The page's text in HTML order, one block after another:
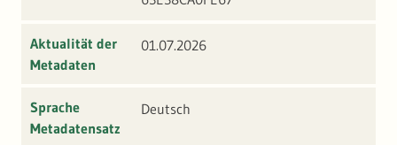
Aktualität der
Metadaten
01.07.2026
Sprache
Metadatensatz
Deutsch